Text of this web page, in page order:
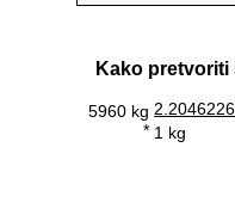
Kako pretvoriti
5960 kg
* 1 kg